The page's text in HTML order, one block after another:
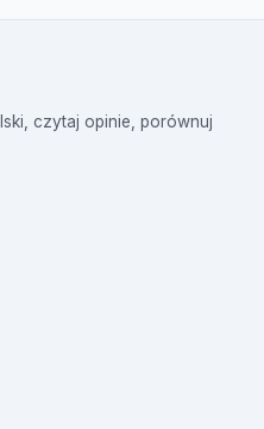
czytaj opinie, porównuj